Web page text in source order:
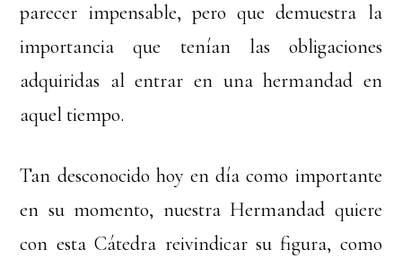
parecer impensable, pero que demuestra la
importancia que tenían las obligaciones
adquiridas al entrar en una hermandad en
aquel tiempo.
Tan desconocido hoy en día como importante
en su momento, nuestra Hermandad quiere
con esta Cátedra reivindicar su figura, como